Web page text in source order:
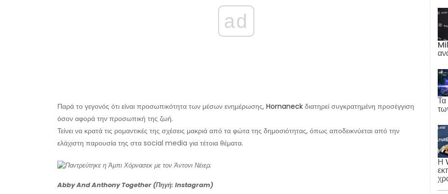
ad
Παρά το γεγονός ότι είναι προσωπικότητα των μέσων ενημέρωσης, Hornaneck διατηρεί συγκρατημένη προσέγγιση
όσον αφορά την προσωπική της ζωή.
Τείνει να κρατά τις ρομαντικές της σχέσεις μακριά από τα φώτα της δημοσιότητας, όπως αποδεικνύεται από την
ελάχιστη παρουσία της στα social media για τέτοια θέματα.
Abby And Anthony Together (Πηγή: Instagram)
Τα
Η